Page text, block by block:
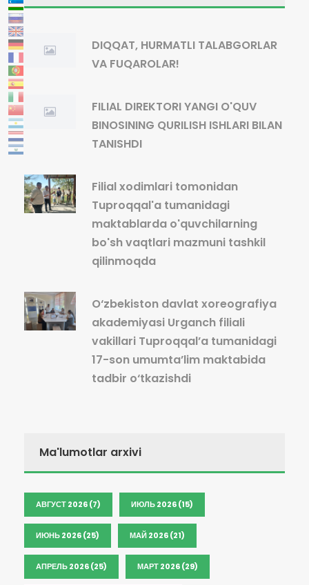
DIQQAT, HURMATLI TALABGORLAR
VA FUQAROLAR!
FILIAL DIREKTORI YANGI O'QUV
BINOSINING QURILISH ISHLARI BILAN
TANISHDI
Filial xodimlari tomonidan
Tuproqqal'a tumanidagi
maktablarda o'quvchilarning
bo'sh vaqtlari mazmuni tashkil
qilinmoqda
O‘zbekiston davlat xoreografiya
akademiyasi Urganch filiali
vakillari Tuproqqal’a tumanidagi
17-son umumta’lim maktabida
tadbir o‘tkazishdi
Ma'lumotlar arxivi
АВГУСТ 2026 (7) ИЮЛЬ 2026 (15)
ИЮНЬ 2026 (25) МАЙ 2026 (21)
АПРЕЛЬ 2026 (25) МАРТ 2026 (29)